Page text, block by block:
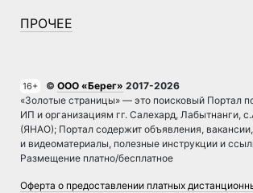
ПРОЧЕЕ
16+ © ООО «Берег» 2017-2026
«Золотые страницы» — это поисковый Портал
ИП и организациям гг. Салехард, Лабытнанги,
(ЯНАО); Портал содержит объявления,
и видеоматериалы, полезные инструкции и
Размещение платно/бесплатное
Оферта о предоставлении платных